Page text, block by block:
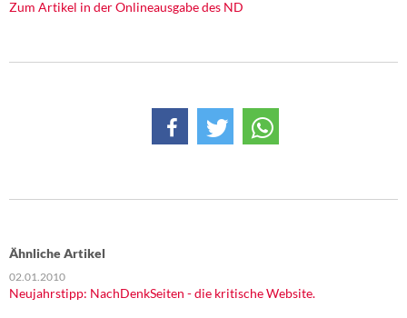
DIE LINKE
Institut Solidarische Moderne
Über mich
Zum Artikel in der Onlineausgabe des ND
Ähnliche Artikel
02.01.2010
Neujahrstipp: NachDenkSeiten - die kritische Website.